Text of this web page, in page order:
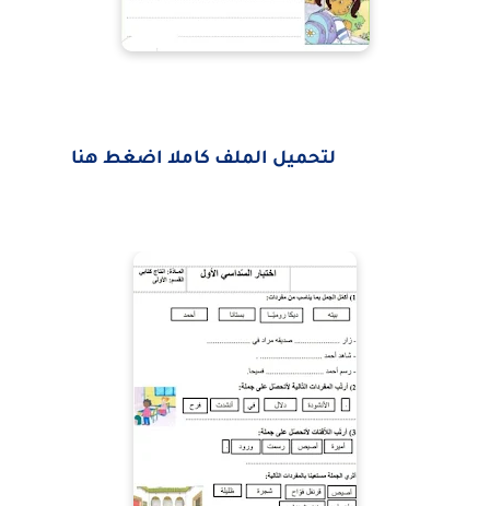
لتحميل الملف كاملا اضغط هنا